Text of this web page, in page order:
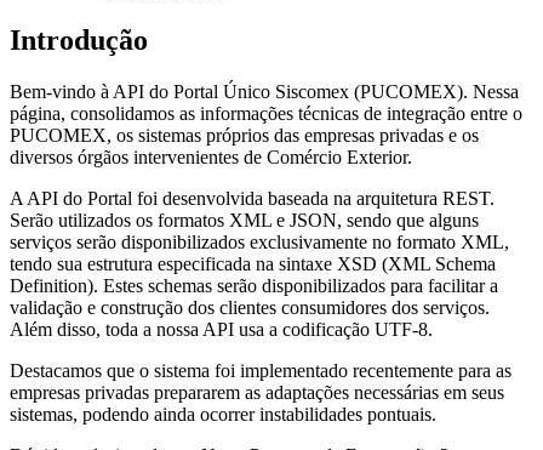
Introdução
Bem-vindo à API do Portal Único Siscomex (PUCOMEX). Nessa
página, consolidamos as informações técnicas de integração entre o
PUCOMEX, os sistemas próprios das empresas privadas e os
diversos órgãos intervenientes de Comércio Exterior.
A API do Portal foi desenvolvida baseada na arquitetura REST.
Serão utilizados os formatos XML e JSON, sendo que alguns
serviços serão disponibilizados exclusivamente no formato XML,
tendo sua estrutura especificada na sintaxe XSD (XML Schema
Definition). Estes schemas serão disponibilizados para facilitar a
validação e construção dos clientes consumidores dos serviços.
Além disso, toda a nossa API usa a codificação UTF-8.
Destacamos que o sistema foi implementado recentemente para as
empresas privadas prepararem as adaptações necessárias em seus
sistemas, podendo ainda ocorrer instabilidades pontuais.